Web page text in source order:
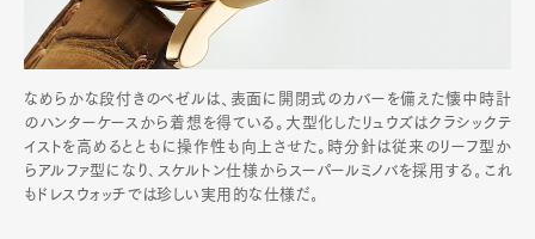
なめらかな段付きのベゼルは、表面に開閉式のカバーを備えた懐中時計
のハンターケースから着想を得ている。大型化したリュウズはクラシックテ
イストを高めるとともに操作性も向上させた。時分針は従来のリーフ型か
らアルファ型になり､スケルトン仕様からスーパールミノバを採用する｡これ
もドレスウォッチでは珍しい実用的な仕様だ｡